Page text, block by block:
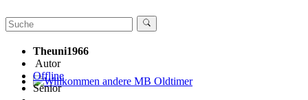
Willkommen andere MB Oldtimer
Theuni1966
Autor
Offline
Senior